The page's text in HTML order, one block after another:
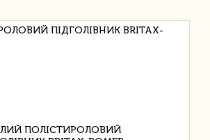
ПІДГОЛІВНИК BRITAX-